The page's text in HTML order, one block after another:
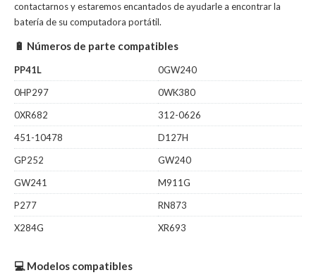
contactarnos y estaremos encantados de ayudarle a encontrar la
batería de su computadora portátil.
🔋 Números de parte compatibles
PP41L
0GW240
0HP297
0WK380
0XR682
312-0626
451-10478
D127H
GP252
GW240
GW241
M911G
P277
RN873
X284G
XR693
💻 Modelos compatibles